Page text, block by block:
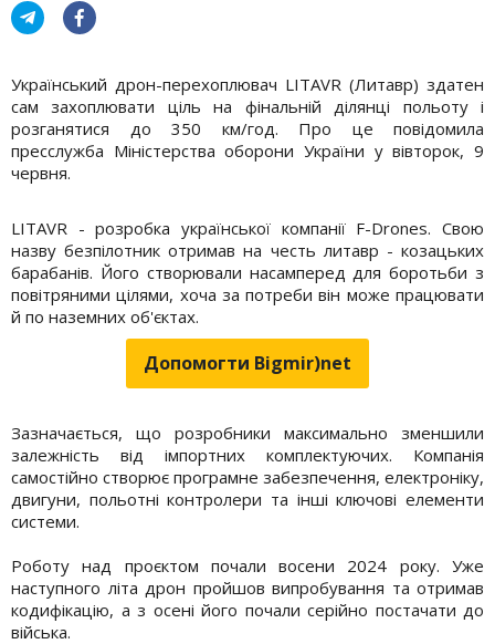
Український дрон-перехоплювач LITAVR (Литавр) здатен
сам захоплювати ціль на фінальній ділянці польоту і
розганятися до 350 км/год. Про це повідомила
пресслужба Міністерства оборони України у вівторок, 9
червня.
LITAVR - розробка української компанії F-Drones. Свою
назву безпілотник отримав на честь литавр - козацьких
барабанів. Його створювали насамперед для боротьби з
повітряними цілями, хоча за потреби він може працювати
й по наземних об'єктах.
Допомогти Bigmir)net
Зазначається, що розробники максимально зменшили
залежність від імпортних комплектуючих. Компанія
самостійно створює програмне забезпечення, електроніку,
двигуни, польотні контролери та інші ключові елементи
системи.
Роботу над проєктом почали восени 2024 року. Уже
наступного літа дрон пройшов випробування та отримав
кодифікацію, а з осені його почали серійно постачати до
війська.